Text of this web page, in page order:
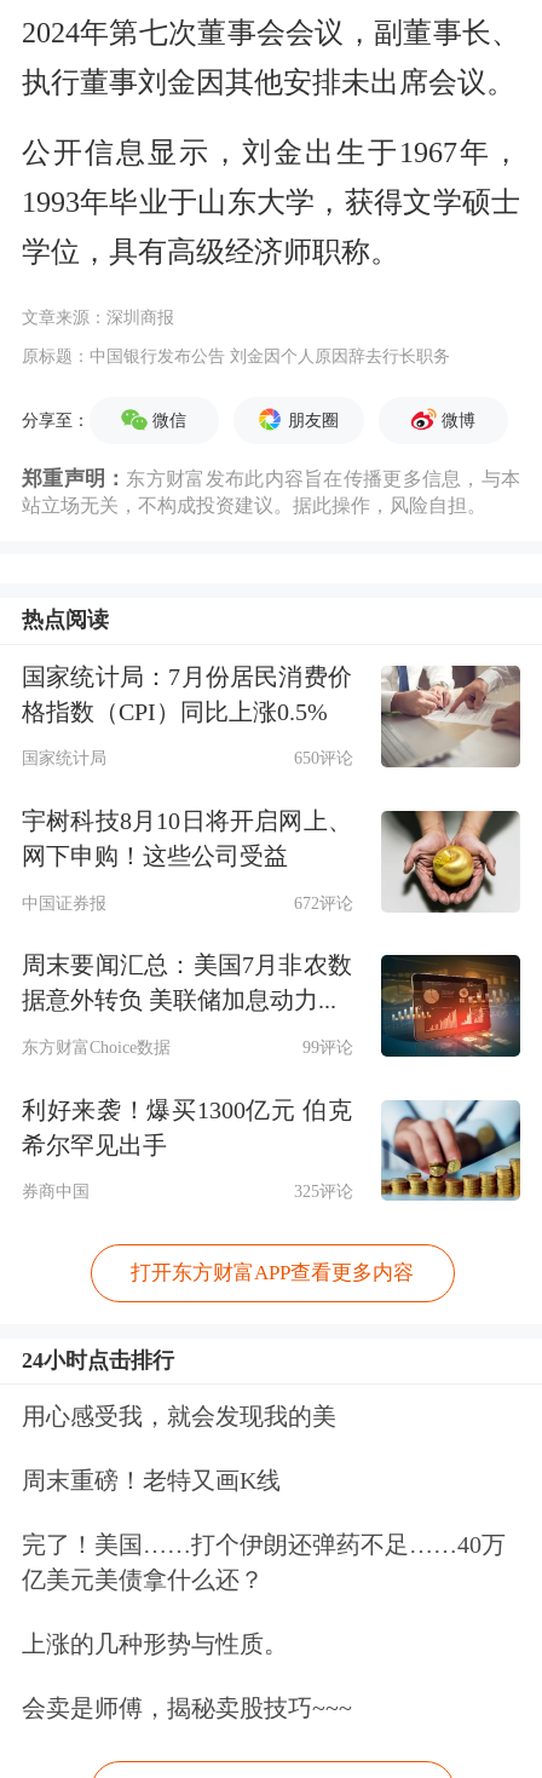
2024年第七次董事会会议，副董事长、
执行董事刘金因其他安排未出席会议。
公开信息显示，刘金出生于1967年，
1993年毕业于山东大学，获得文学硕士
学位，具有高级经济师职称。
文章来源：深圳商报
原标题：中国银行发布公告 刘金因个人原因辞去行长职务
分享至： 微信 朋友圈 微博
郑重声明： 东方财富发布此内容旨在传播更多信息，与本
站立场无关，不构成投资建议。据此操作，风险自担。
热点阅读
国家统计局：7月份居民消费价
格指数（CPI）同比上涨0.5%
国家统计局 650评论
宇树科技8月10日将开启网上、
网下申购！这些公司受益
中国证券报 672评论
周末要闻汇总：美国7月非农数
据意外转负 美联储加息动力...
东方财富Choice数据 99评论
利好来袭！爆买1300亿元 伯克
希尔罕见出手
券商中国 325评论
打开东方财富APP查看更多内容
24小时点击排行
用心感受我，就会发现我的美
周末重磅！老特又画K线
完了！美国……打个伊朗还弹药不足……40万
亿美元美债拿什么还？
上涨的几种形势与性质。
会卖是师傅，揭秘卖股技巧~~~